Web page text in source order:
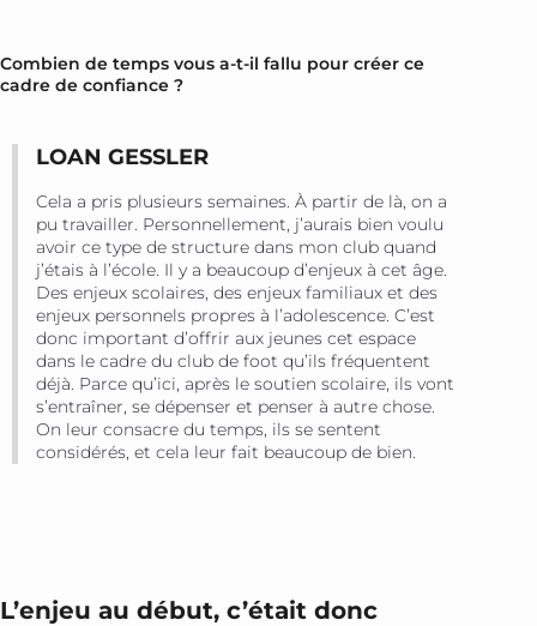
Combien de temps vous a-t-il fallu pour créer ce
cadre de confiance ?
LOAN GESSLER
Cela a pris plusieurs semaines. À partir de là, on a
pu travailler. Personnellement, j’aurais bien voulu
avoir ce type de structure dans mon club quand
j’étais à l’école. Il y a beaucoup d’enjeux à cet âge.
Des enjeux scolaires, des enjeux familiaux et des
enjeux personnels propres à l’adolescence. C’est
donc important d’offrir aux jeunes cet espace
dans le cadre du club de foot qu’ils fréquentent
déjà. Parce qu’ici, après le soutien scolaire, ils vont
s’entraîner, se dépenser et penser à autre chose.
On leur consacre du temps, ils se sentent
considérés, et cela leur fait beaucoup de bien.
L’enjeu au début, c’était donc